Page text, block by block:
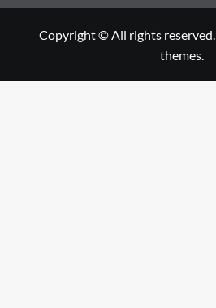
Copyright © All rights reserved.
themes.